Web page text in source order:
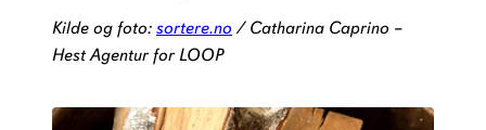
Kilde og foto: sortere.no / Catharina Caprino –
Hest Agentur for LOOP